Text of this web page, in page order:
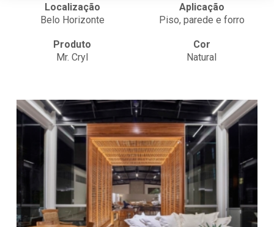
Localização
Belo Horizonte
Aplicação
Piso, parede e forro
Produto
Mr. Cryl
Cor
Natural